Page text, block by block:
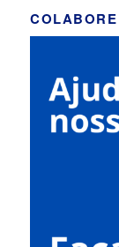
COLABORE